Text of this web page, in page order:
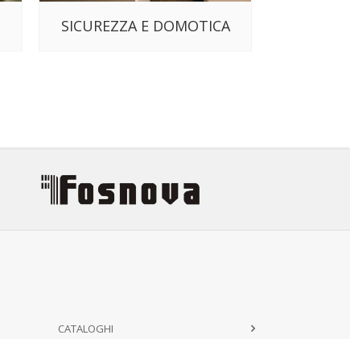
SICUREZZA E DOMOTICA
CATALOGHI